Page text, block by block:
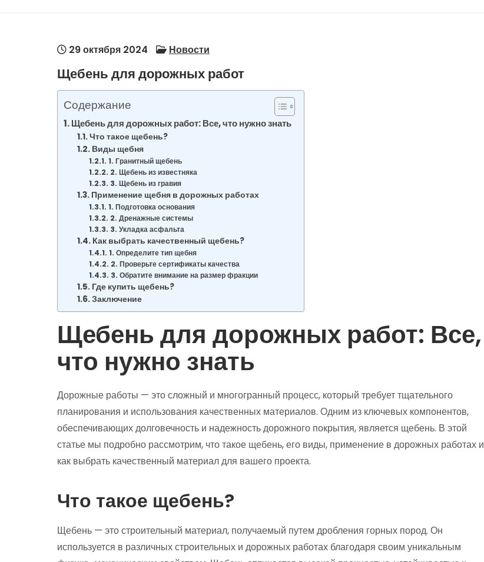
29 октября 2024 Новости
Щебень для дорожных работ
Содержание
Щебень для дорожных работ: Все, что нужно знать
Что такое щебень?
Виды щебня
1. Гранитный щебень
2. Щебень из известняка
3. Щебень из гравия
Применение щебня в дорожных работах
1. Подготовка основания
2. Дренажные системы
3. Укладка асфальта
Как выбрать качественный щебень?
1. Определите тип щебня
2. Проверьте сертификаты качества
3. Обратите внимание на размер фракции
Где купить щебень?
Заключение
Щебень для дорожных работ: Все,
что нужно знать
Дорожные работы — это сложный и многогранный процесс, который требует тщательного
планирования и использования качественных материалов. Одним из ключевых компонентов,
обеспечивающих долговечность и надежность дорожного покрытия, является щебень. В этой
статье мы подробно рассмотрим, что такое щебень, его виды, применение в дорожных работах и
как выбрать качественный материал для вашего проекта.
Что такое щебень?
Щебень — это строительный материал, получаемый путем дробления горных пород. Он
используется в различных строительных и дорожных работах благодаря своим уникальным